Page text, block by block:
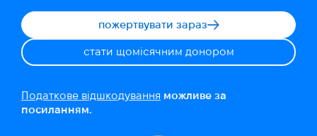
пожертвувати зараз
стати щомісячним донором
Податкове відшкодування можливе за
посиланням.